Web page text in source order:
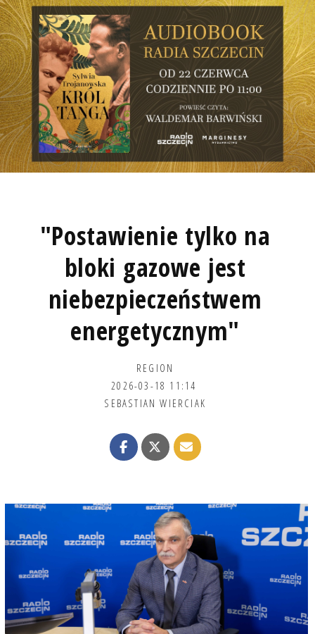
"Postawienie tylko na
bloki gazowe jest
niebezpieczeństwem
energetycznym"
REGION
2026-03-18 11:14
SEBASTIAN WIERCIAK